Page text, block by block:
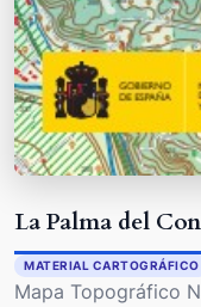
La Palma del
MATERIAL CARTOGRÁFICO
Mapa Topográfico